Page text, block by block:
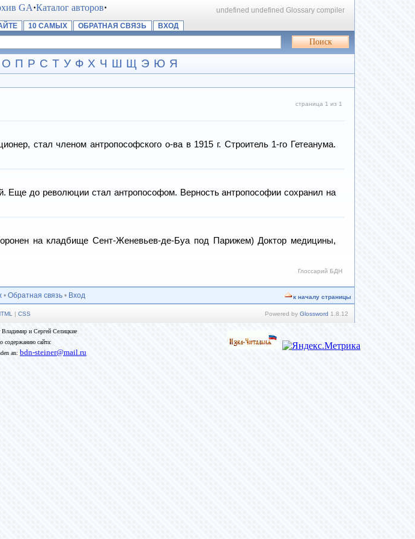
GA·Каталог авторов· undefined undefined Glossary compiler
10 САМЫХ ОБРАТНАЯ СВЯЗЬ ВХОД
О П Р С Т У Ф Х Ч Ш Щ Э Ю Я
страница 1 из 1
стал членом антропософского о-ва в 1915 г. Строитель 1-го Гетеанума.
до революции стал антропософом. Верность антропософии сохранил на
на кладбище Сент-Женевьев-де-Буа под Парижем) Доктор медицины,
Глоссарий БДН
•Обратная связь • Вход к началу страницы
| CSS Powered by Glossword 1.8.12
Владимир и Сергей Селицкие
содержанию сайта:
an:bdn-steiner@mail.ru